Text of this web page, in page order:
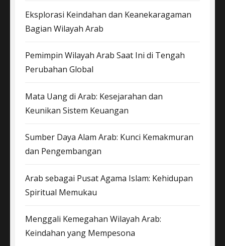
Eksplorasi Keindahan dan Keanekaragaman
Bagian Wilayah Arab
Pemimpin Wilayah Arab Saat Ini di Tengah
Perubahan Global
Mata Uang di Arab: Kesejarahan dan
Keunikan Sistem Keuangan
Sumber Daya Alam Arab: Kunci Kemakmuran
dan Pengembangan
Arab sebagai Pusat Agama Islam: Kehidupan
Spiritual Memukau
Menggali Kemegahan Wilayah Arab:
Keindahan yang Mempesona